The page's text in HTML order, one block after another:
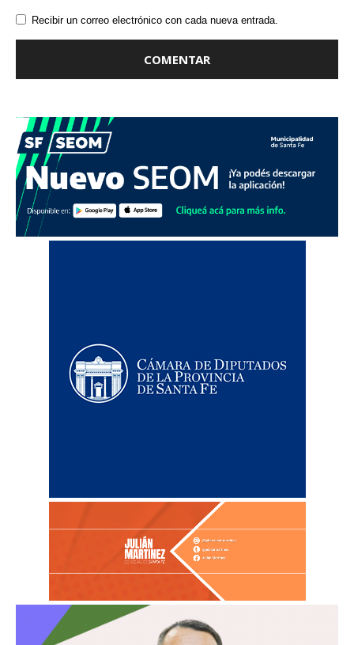
Recibir un correo electrónico con cada nueva entrada.